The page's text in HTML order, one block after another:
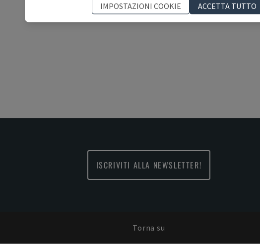
ISCRIVITI ALLA NEWSLETTER!
Torna su
IMPOSTAZIONI COOKIE
ACCETTA TUTTO